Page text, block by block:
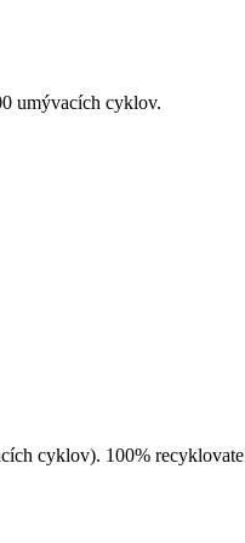
umývacích cyklov.
cyklov). 100%